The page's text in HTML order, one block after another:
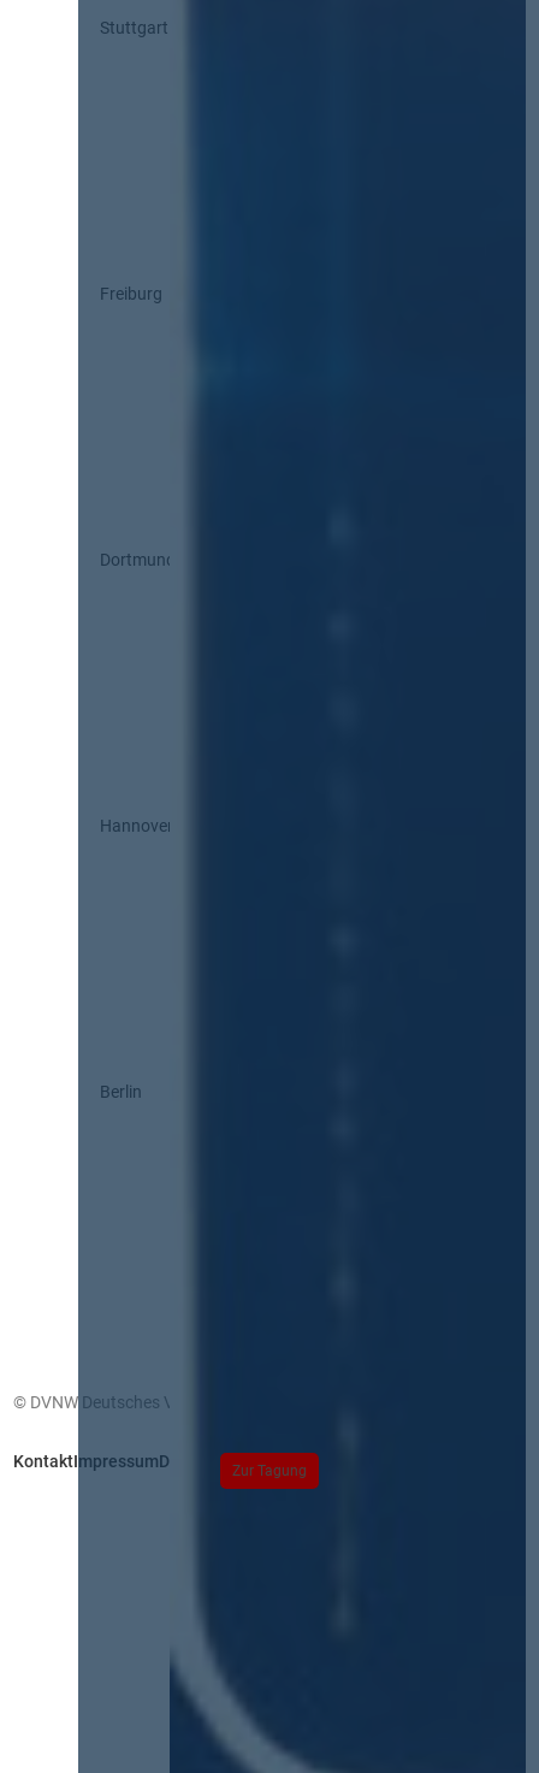
Zur Tagung
Stuttgart
Freiburg
Dortmund
Hannover
Berlin
© DVNW Deutsches Vergabenetzwerk GmbH
KontaktImpressumDatenschutz